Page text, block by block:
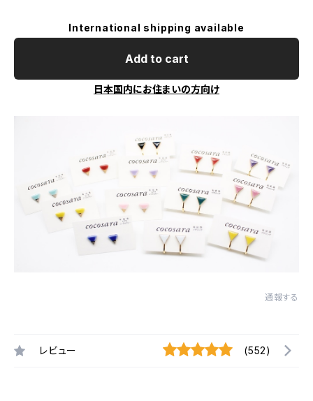
International shipping available
Add to cart
日本国内にお住まいの方向け
通報する
レビュー (552)